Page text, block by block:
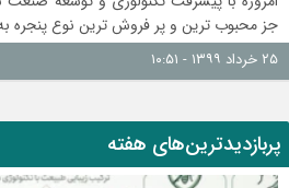
جز محبوب ترین و پر فروش ترین نوع پنجره
۲۵ خرداد ۱۳۹۹ - ۱۰:۵۱
هفته